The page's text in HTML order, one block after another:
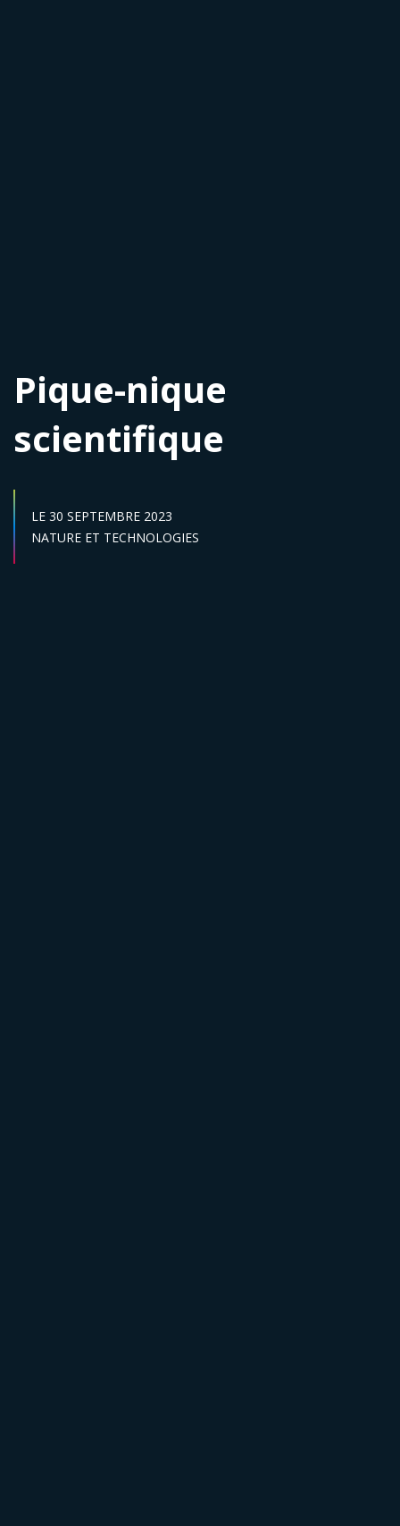
Pique-nique
scientifique
LE DATE DE DÉBUT :
30 SEPTEMBRE 2023
Secteur :
NATURE ET TECHNOLOGIES